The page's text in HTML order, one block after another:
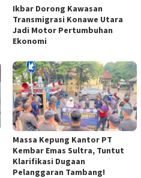
Ikbar Dorong Kawasan
Transmigrasi Konawe Utara
Jadi Motor Pertumbuhan
Ekonomi
Massa Kepung Kantor PT
Kembar Emas Sultra, Tuntut
Klarifikasi Dugaan
Pelanggaran Tambang!